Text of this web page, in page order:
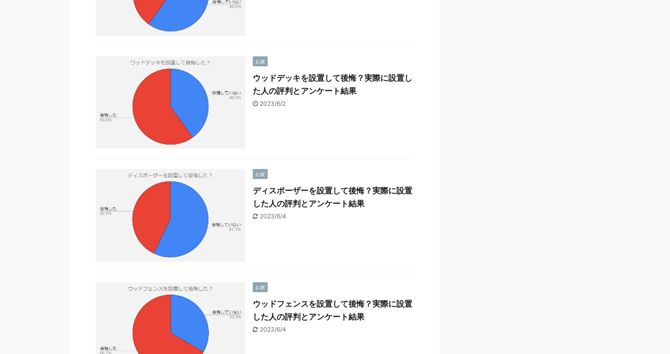
お家
ウッドデッキを設置して後悔？実際に設置し
た人の評判とアンケート結果
2023/6/2
お家
ディスポーザーを設置して後悔？実際に設置
した人の評判とアンケート結果
2023/6/4
お家
ウッドフェンスを設置して後悔？実際に設置
した人の評判とアンケート結果
2023/6/4